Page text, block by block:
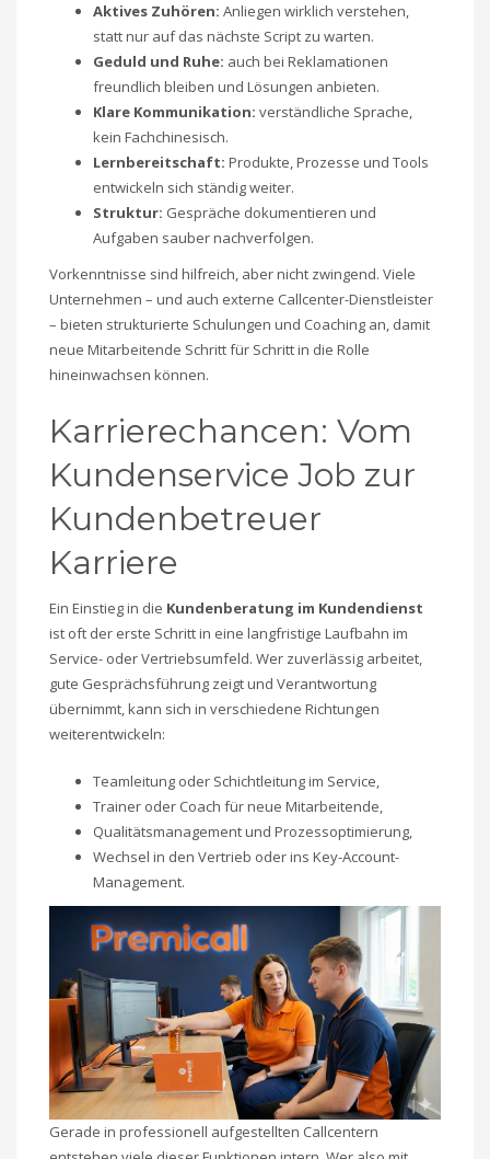
Aktives Zuhören: Anliegen wirklich verstehen,
statt nur auf das nächste Script zu warten.
Geduld und Ruhe: auch bei Reklamationen
freundlich bleiben und Lösungen anbieten.
Klare Kommunikation: verständliche Sprache,
kein Fachchinesisch.
Lernbereitschaft: Produkte, Prozesse und Tools
entwickeln sich ständig weiter.
Struktur: Gespräche dokumentieren und
Aufgaben sauber nachverfolgen.
Vorkenntnisse sind hilfreich, aber nicht zwingend. Viele
Unternehmen – und auch externe Callcenter-Dienstleister
– bieten strukturierte Schulungen und Coaching an, damit
neue Mitarbeitende Schritt für Schritt in die Rolle
hineinwachsen können.
Karrierechancen: Vom
Kundenservice Job zur
Kundenbetreuer
Karriere
Ein Einstieg in die Kundenberatung im Kundendienst
ist oft der erste Schritt in eine langfristige Laufbahn im
Service- oder Vertriebsumfeld. Wer zuverlässig arbeitet,
gute Gesprächsführung zeigt und Verantwortung
übernimmt, kann sich in verschiedene Richtungen
weiterentwickeln:
Teamleitung oder Schichtleitung im Service,
Trainer oder Coach für neue Mitarbeitende,
Qualitätsmanagement und Prozessoptimierung,
Wechsel in den Vertrieb oder ins Key-Account-
Management.
Gerade in professionell aufgestellten Callcentern